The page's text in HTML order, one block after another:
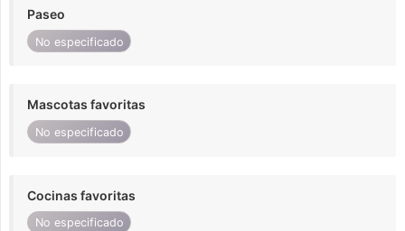
Paseo
No especificado
Mascotas favoritas
No especificado
Cocinas favoritas
No especificado